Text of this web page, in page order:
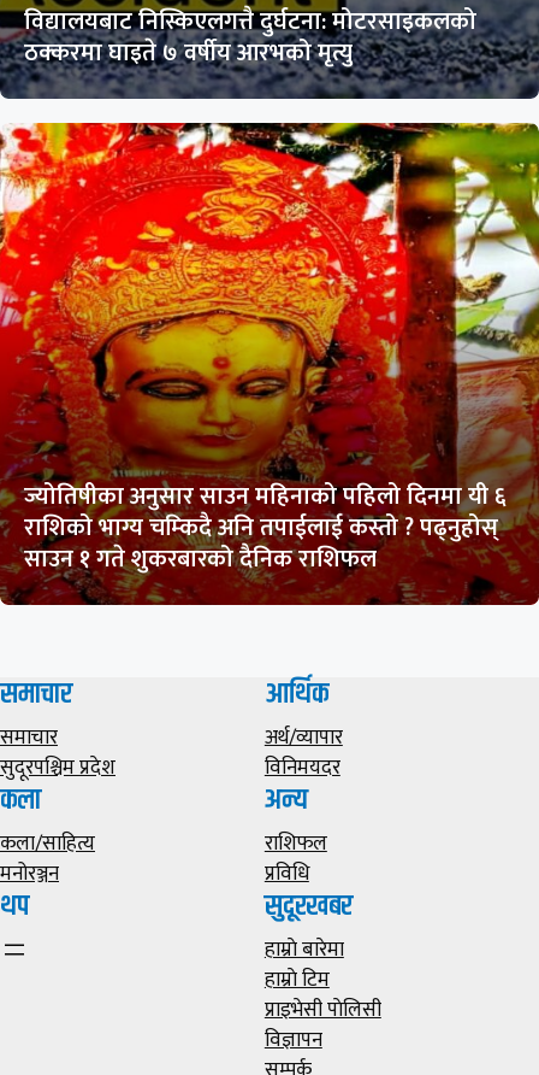
विद्यालयबाट निस्किएलगत्तै दुर्घटना: मोटरसाइकलको
ठक्करमा घाइते ७ वर्षीय आरभको मृत्यु
ज्योतिषीका अनुसार साउन महिनाको पहिलो दिनमा यी ६
राशिको भाग्य चम्किदै अनि तपाईलाई कस्तो ? पढ्नुहोस्
साउन १ गते शुकरबारको दैनिक राशिफल
समाचार
समाचार
सुदूरपश्चिम प्रदेश
आर्थिक
अर्थ/व्यापार
विनिमयदर
कला
कला/साहित्य
मनोरञ्जन
अन्य
राशिफल
प्रविधि
थप सुदूरखबर
हाम्राे बारेमा
हाम्राे टिम
प्राइभेसी पाेलिसी
विज्ञापन